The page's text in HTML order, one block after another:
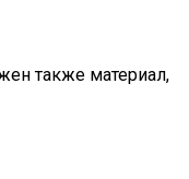
также материал,